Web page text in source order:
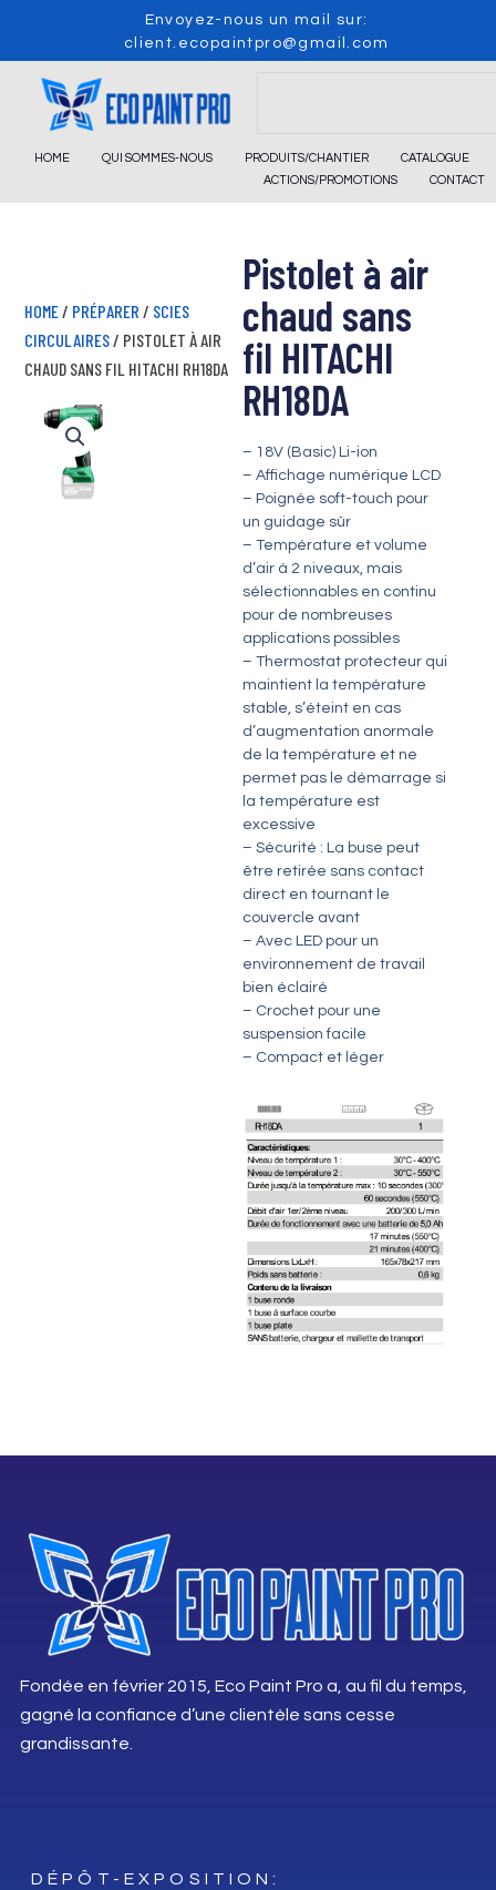
content
Envoyez-nous un mail sur:
client.ecopaintpro@gmail.com
HOME QUI SOMMES-NOUS PRODUITS/CHANTIER
CATALOGUE
ACTIONS/PROMOTIONS
CONTACT
Pistolet à air
chaud sans
fil HITACHI
RH18DA
– 18V (Basic) Li-ion
– Affichage numérique LCD
– Poignée soft-touch pour
un guidage sûr
– Température et volume
d’air à 2 niveaux, mais
sélectionnables en continu
pour de nombreuses
applications possibles
– Thermostat protecteur qui
maintient la température
stable, s’éteint en cas
d’augmentation anormale
de la température et ne
permet pas le démarrage si
la température est
excessive
– Sécurité : La buse peut
être retirée sans contact
direct en tournant le
couvercle avant
– Avec LED pour un
environnement de travail
bien éclairé
– Crochet pour une
suspension facile
– Compact et léger
HOME / PRÉPARER / SCIES
CIRCULAIRES / PISTOLET À AIR
CHAUD SANS FIL HITACHI RH18DA
Fondée en février 2015, Eco Paint Pro a, au fil du temps,
gagné la confiance d’une clientèle sans cesse
grandissante.
DÉPÔT-EXPOSITION: